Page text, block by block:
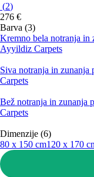
(2)
276 €
Barva (3)
Kremno bela notranja in
Ayyildiz Carpets
Siva notranja in
Carpets
Bež notranja in zunanja
Carpets
Dimenzije (6)
80 x 150 cm120 x 170